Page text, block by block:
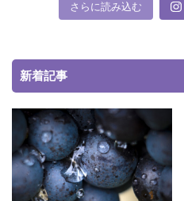
さらに読み込む
新着記事